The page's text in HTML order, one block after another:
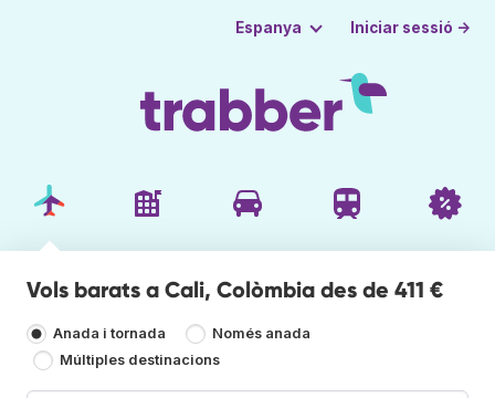
Espanya Iniciar sessió →
Vols barats a Cali, Colòmbia des de 411 €
Anada i tornada
Només anada
Múltiples destinacions